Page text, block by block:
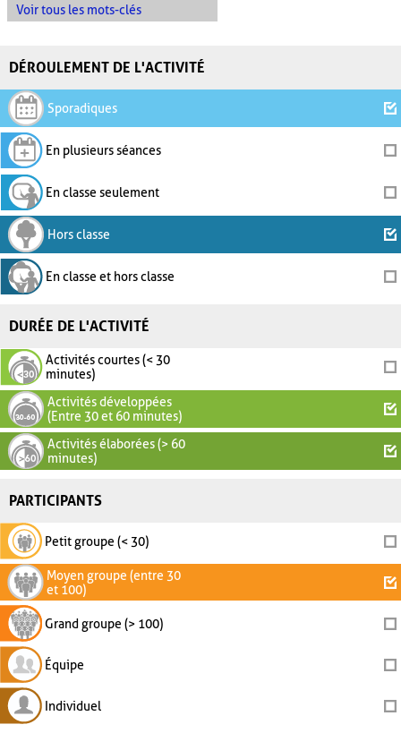
Voir tous les mots-clés
DÉROULEMENT DE L'ACTIVITÉ
Sporadiques
En plusieurs séances
En classe seulement
Hors classe
En classe et hors classe
DURÉE DE L'ACTIVITÉ
Activités courtes (< 30
minutes)
Activités développées
(Entre 30 et 60 minutes)
Activités élaborées (> 60
minutes)
PARTICIPANTS
Petit groupe (< 30)
Moyen groupe (entre 30
et 100)
Grand groupe (> 100)
Équipe
Individuel